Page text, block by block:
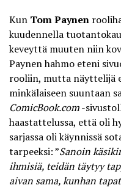
Kun Tom Paynen
kuudennella
keveyttä muuten niin
Paynen hahmo eteni
rooliin, mutta näyttelijä
minkälaiseen suuntaan
ComicBook.com-
haastattelussa, että oli
sarjassa oli käynnissä
tarpeeksi: ”Sanoin
ihmisiä, teidän täytyy
aivan sama, kunhan